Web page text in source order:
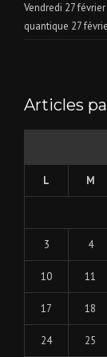
Vendredi 27
quantique 27
Articles
L M
3 4
10 11
17 18
24 25